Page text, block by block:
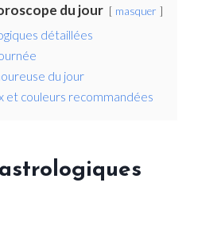
du jour masquer
détaillées
du jour
et couleurs recommandées